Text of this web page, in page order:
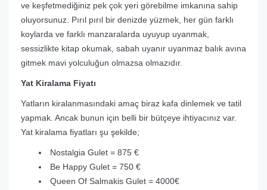
ve keşfetmediğiniz pek çok yeri görebilme imkanına sahip
oluyorsunuz. Pırıl pırıl bir denizde yüzmek, her gün farklı
koylarda ve farklı manzaralarda uyuyup uyanmak,
sessizlikte kitap okumak, sabah uyanır uyanmaz balık avına
gitmek mavi yolculuğun olmazsa olmazıdır.
Yat Kiralama Fiyatı
Yatların kiralanmasındaki amaç biraz kafa dinlemek ve tatil
yapmak. Ancak bunun için belli bir bütçeye ihtiyacınız var.
Yat kiralama fiyatları şu şekilde;
Nostalgia Gulet = 875 €
Be Happy Gulet = 750 €
Queen Of Salmakis Gulet = 4000€